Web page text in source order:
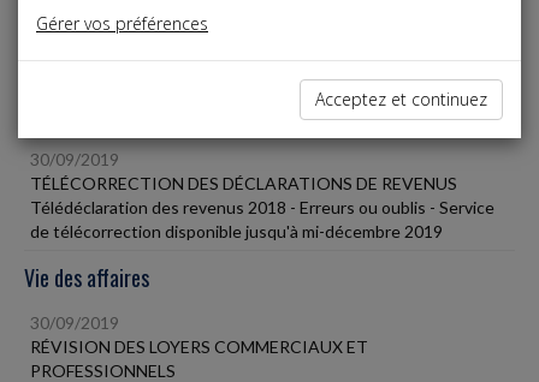
Liste des dernières dépêches
30/09/2019
TÉLÉCORRECTION DES DÉCLARATIONS DE REVENUS
Télédéclaration des revenus 2018 - Erreurs ou oublis - Service
de télécorrection disponible jusqu'à mi-décembre 2019
Vie des affaires
30/09/2019
RÉVISION DES LOYERS COMMERCIAUX ET
PROFESSIONNELS
Gérer vos préférences
Acceptez et continuez